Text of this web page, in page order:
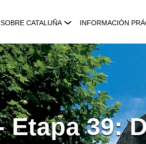
SOBRE CATALUÑA INFORMACIÓN
Etapa 39: